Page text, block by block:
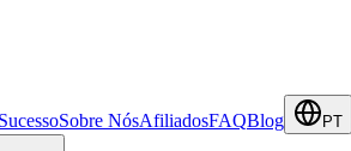
Sobre NósAfiliadosFAQBlog PT